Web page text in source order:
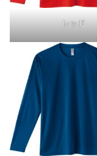
レッド